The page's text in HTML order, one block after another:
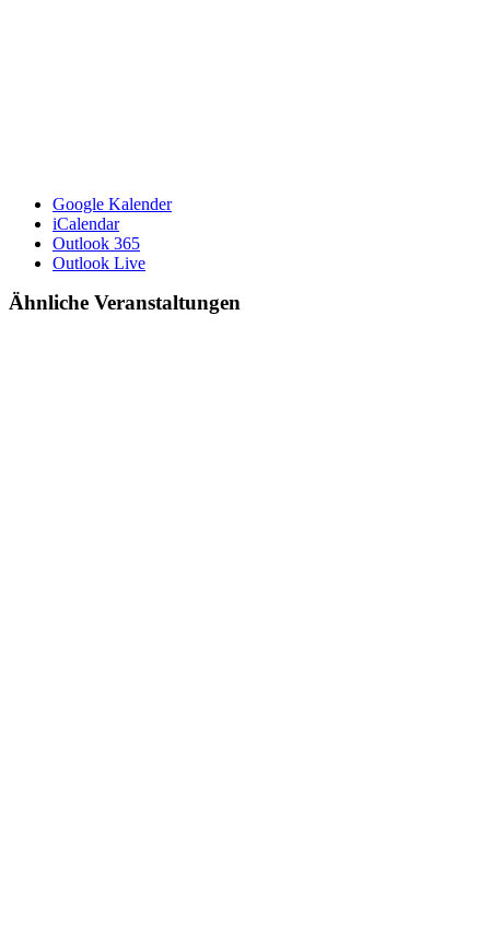
Google Kalender
iCalendar
Outlook 365
Outlook Live
Ähnliche Veranstaltungen